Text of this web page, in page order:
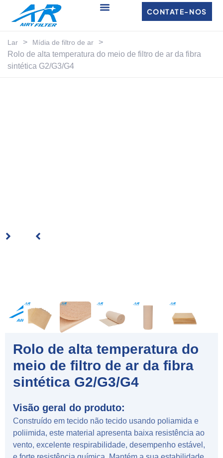
CONTATE-NOS
Lar > Mídia de filtro de ar
>
Rolo de alta temperatura do meio de filtro de ar da fibra
sintética G2/G3/G4
Rolo de alta temperatura do
meio de filtro de ar da fibra
sintética G2/G3/G4
Visão geral do produto:
Construído em tecido não tecido usando poliamida e
poliimida, este material apresenta baixa resistência ao
vento, excelente respirabilidade, desempenho estável,